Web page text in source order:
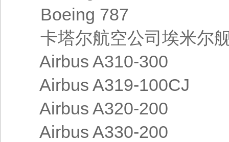
Boeing 787
卡塔尔航空公司埃米尔
Airbus A310-300
Airbus A319-100CJ
Airbus A320-200
Airbus A330-200